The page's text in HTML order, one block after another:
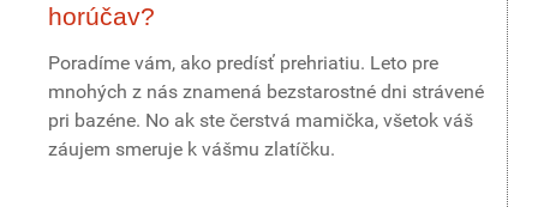
horúčav?
Poradíme vám, ako predísť prehriatiu. Leto pre
mnohých z nás znamená bezstarostné dni strávené
pri bazéne. No ak ste čerstvá mamička, všetok váš
záujem smeruje k vášmu zlatíčku.